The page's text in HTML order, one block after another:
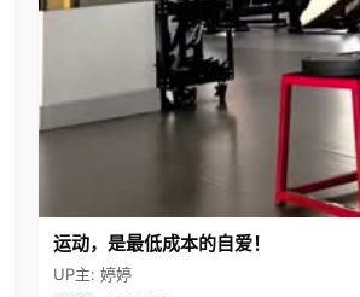
运动，是最低成本的自爱！
UP主: 婷婷